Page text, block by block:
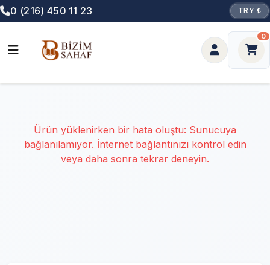
0 (216) 450 11 23 TRY ₺
0
Ürün yüklenirken bir hata oluştu: Sunucuya
bağlanılamıyor. İnternet bağlantınızı kontrol edin
veya daha sonra tekrar deneyin.